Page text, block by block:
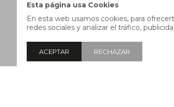
Esta página usa Cookies
En esta web usamos cookies, para
redes sociales y analizar el tráfico,
ACEPTAR RECHAZAR
Lunes a jueves de 9:00 a 13:00 y
de 14:00 a 17:45, viernes de 9:30
a 13:00 y de 14:00 a 17:45.